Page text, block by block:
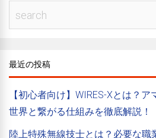
最近の投稿
【初心者向け】WIRES-Xとは？
世界と繋がる仕組みを徹底解説！
陸上特殊無線技士とは？必要な職